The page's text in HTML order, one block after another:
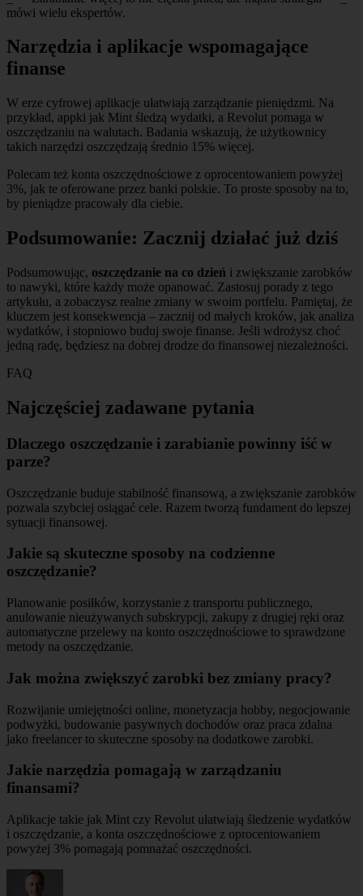
mówi wielu ekspertów.
Narzędzia i aplikacje wspomagające
finanse
W erze cyfrowej aplikacje ułatwiają zarządzanie pieniędzmi. Na
przykład, appki jak Mint śledzą wydatki, a Revolut pomaga w
oszczędzaniu na walutach. Badania wskazują, że użytkownicy
takich narzędzi oszczędzają średnio 15% więcej.
Polecam też konta oszczędnościowe z oprocentowaniem powyżej
3%, jak te oferowane przez banki polskie. To proste sposoby na to,
by pieniądze pracowały dla ciebie.
Podsumowanie: Zacznij działać już dziś
Podsumowując, oszczędzanie na co dzień i zwiększanie zarobków
to nawyki, które każdy może opanować. Zastosuj porady z tego
artykułu, a zobaczysz realne zmiany w swoim portfelu. Pamiętaj, że
kluczem jest konsekwencja – zacznij od małych kroków, jak analiza
wydatków, i stopniowo buduj swoje finanse. Jeśli wdrożysz choć
jedną radę, będziesz na dobrej drodze do finansowej niezależności.
FAQ
Najczęściej zadawane pytania
Dlaczego oszczędzanie i zarabianie powinny iść w
parze?
Oszczędzanie buduje stabilność finansową, a zwiększanie zarobków
pozwala szybciej osiągać cele. Razem tworzą fundament do lepszej
sytuacji finansowej.
Jakie są skuteczne sposoby na codzienne
oszczędzanie?
Planowanie posiłków, korzystanie z transportu publicznego,
anulowanie nieużywanych subskrypcji, zakupy z drugiej ręki oraz
automatyczne przelewy na konto oszczędnościowe to sprawdzone
metody na oszczędzanie.
Jak można zwiększyć zarobki bez zmiany pracy?
Rozwijanie umiejętności online, monetyzacja hobby, negocjowanie
podwyżki, budowanie pasywnych dochodów oraz praca zdalna
jako freelancer to skuteczne sposoby na dodatkowe zarobki.
Jakie narzędzia pomagają w zarządzaniu
finansami?
Aplikacje takie jak Mint czy Revolut ułatwiają śledzenie wydatków
i oszczędzanie, a konta oszczędnościowe z oprocentowaniem
powyżej 3% pomagają pomnażać oszczędności.